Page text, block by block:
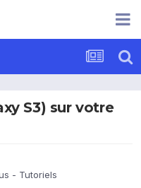
S3) sur votre
- Tutoriels